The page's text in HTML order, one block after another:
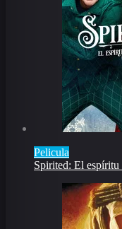
Pelicula
Spirited: El espíritu